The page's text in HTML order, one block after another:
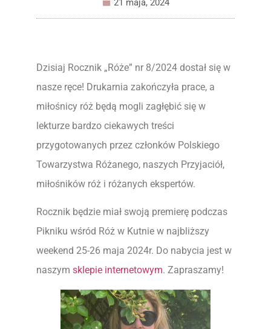
21 maja, 2024
Dzisiaj Rocznik „Róże” nr 8/2024 dostał się w
nasze ręce! Drukarnia zakończyła prace, a
miłośnicy róż będą mogli zagłębić się w
lekturze bardzo ciekawych treści
przygotowanych przez członków Polskiego
Towarzystwa Różanego, naszych Przyjaciół,
miłośników róż i różanych ekspertów.
Rocznik będzie miał swoją premierę podczas
Pikniku wśród Róż w Kutnie w najbliższy
weekend 25-26 maja 2024r. Do nabycia jest w
naszym sklepie internetowym. Zapraszamy!